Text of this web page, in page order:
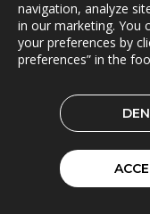
Asset Information
og Nye Veier
06.05.2019
02.05.2019
Extrico og
25.04.2019
navigation, analyze
in our marketing. You
your preferences by
preferences” in the